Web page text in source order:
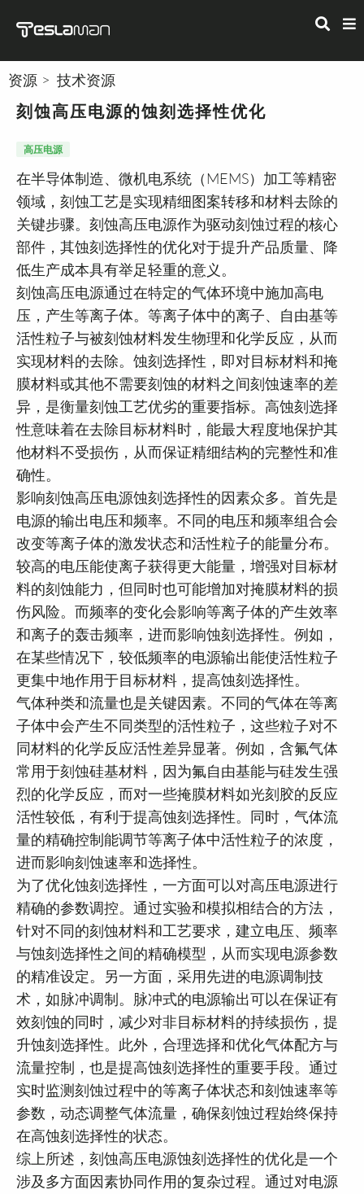
资源 技术资源
刻蚀高压电源的蚀刻选择性优化
高压电源
在半导体制造、微机电系统（MEMS）加工等精密
领域，刻蚀工艺是实现精细图案转移和材料去除的
关键步骤。刻蚀高压电源作为驱动刻蚀过程的核心
部件，其蚀刻选择性的优化对于提升产品质量、降
低生产成本具有举足轻重的意义。
刻蚀高压电源通过在特定的气体环境中施加高电
压，产生等离子体。等离子体中的离子、自由基等
活性粒子与被刻蚀材料发生物理和化学反应，从而
实现材料的去除。蚀刻选择性，即对目标材料和掩
膜材料或其他不需要刻蚀的材料之间刻蚀速率的差
异，是衡量刻蚀工艺优劣的重要指标。高蚀刻选择
性意味着在去除目标材料时，能最大程度地保护其
他材料不受损伤，从而保证精细结构的完整性和准
确性。
影响刻蚀高压电源蚀刻选择性的因素众多。首先是
电源的输出电压和频率。不同的电压和频率组合会
改变等离子体的激发状态和活性粒子的能量分布。
较高的电压能使离子获得更大能量，增强对目标材
料的刻蚀能力，但同时也可能增加对掩膜材料的损
伤风险。而频率的变化会影响等离子体的产生效率
和离子的轰击频率，进而影响蚀刻选择性。例如，
在某些情况下，较低频率的电源输出能使活性粒子
更集中地作用于目标材料，提高蚀刻选择性。
气体种类和流量也是关键因素。不同的气体在等离
子体中会产生不同类型的活性粒子，这些粒子对不
同材料的化学反应活性差异显著。例如，含氟气体
常用于刻蚀硅基材料，因为氟自由基能与硅发生强
烈的化学反应，而对一些掩膜材料如光刻胶的反应
活性较低，有利于提高蚀刻选择性。同时，气体流
量的精确控制能调节等离子体中活性粒子的浓度，
进而影响刻蚀速率和选择性。
为了优化蚀刻选择性，一方面可以对高压电源进行
精确的参数调控。通过实验和模拟相结合的方法，
针对不同的刻蚀材料和工艺要求，建立电压、频率
与蚀刻选择性之间的精确模型，从而实现电源参数
的精准设定。另一方面，采用先进的电源调制技
术，如脉冲调制。脉冲式的电源输出可以在保证有
效刻蚀的同时，减少对非目标材料的持续损伤，提
升蚀刻选择性。此外，合理选择和优化气体配方与
流量控制，也是提高蚀刻选择性的重要手段。通过
实时监测刻蚀过程中的等离子体状态和刻蚀速率等
参数，动态调整气体流量，确保刻蚀过程始终保持
在高蚀刻选择性的状态。
综上所述，刻蚀高压电源蚀刻选择性的优化是一个
涉及多方面因素协同作用的复杂过程。通过对电源